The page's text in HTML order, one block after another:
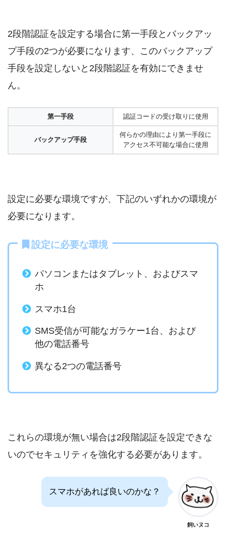
2段階認証を設定する場合に第一手段とバックアッ
プ手段の2つが必要になります、このバックアップ
手段を設定しないと2段階認証を有効にできませ
ん。
第一手段 認証コードの受け取りに使用
バックアップ手段
何らかの理由により第一手段に
アクセス不可能な場合に使用
設定に必要な環境ですが、下記のいずれかの環境が
必要になります。
設定に必要な環境
パソコンまたはタブレット、およびスマ
ホ
スマホ1台
SMS受信が可能なガラケー1台、および
他の電話番号
異なる2つの電話番号
これらの環境が無い場合は2段階認証を設定できな
いのでセキュリティを強化する必要があります。
スマホがあれば良いのかな？
飼いヌコ